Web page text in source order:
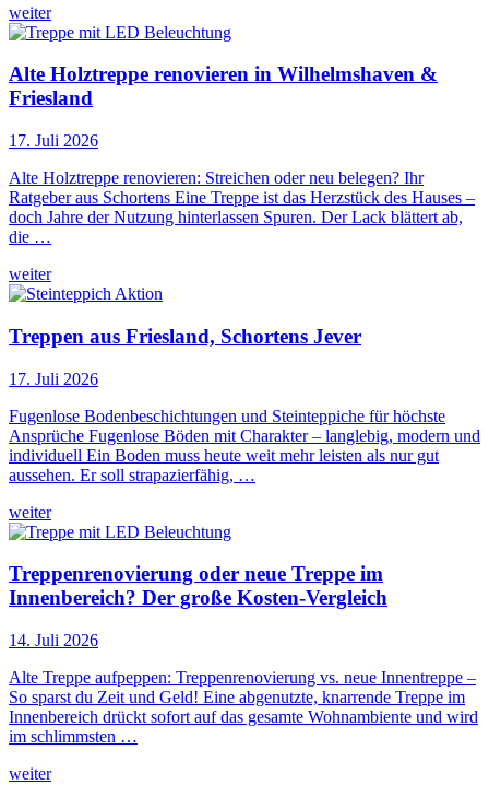
weiter
Alte Holztreppe renovieren in Wilhelmshaven &
Friesland
17. Juli 2026
Alte Holztreppe renovieren: Streichen oder neu belegen? Ihr
Ratgeber aus Schortens Eine Treppe ist das Herzstück des Hauses –
doch Jahre der Nutzung hinterlassen Spuren. Der Lack blättert ab,
die …
weiter
Treppen aus Friesland, Schortens Jever
17. Juli 2026
Fugenlose Bodenbeschichtungen und Steinteppiche für höchste
Ansprüche Fugenlose Böden mit Charakter – langlebig, modern und
individuell Ein Boden muss heute weit mehr leisten als nur gut
aussehen. Er soll strapazierfähig, …
weiter
Treppenrenovierung oder neue Treppe im
Innenbereich? Der große Kosten-Vergleich
14. Juli 2026
Alte Treppe aufpeppen: Treppenrenovierung vs. neue Innentreppe –
So sparst du Zeit und Geld! Eine abgenutzte, knarrende Treppe im
Innenbereich drückt sofort auf das gesamte Wohnambiente und wird
im schlimmsten …
weiter